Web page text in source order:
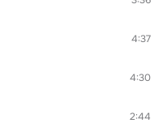
4:37
4:30
2:44